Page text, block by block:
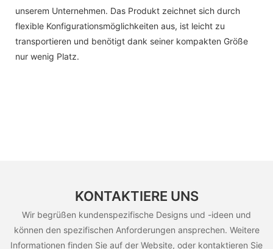
unserem Unternehmen. Das Produkt zeichnet sich durch
flexible Konfigurationsmöglichkeiten aus, ist leicht zu
transportieren und benötigt dank seiner kompakten Größe
nur wenig Platz.
KONTAKTIERE UNS
Wir begrüßen kundenspezifische Designs und -ideen und
können den spezifischen Anforderungen ansprechen. Weitere
Informationen finden Sie auf der Website, oder kontaktieren Sie